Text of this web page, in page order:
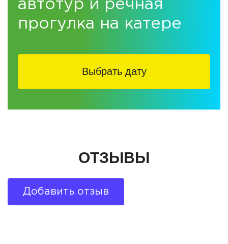
автотур и речная
прогулка на катере
Выбрать дату
ОТЗЫВЫ
Добавить отзыв